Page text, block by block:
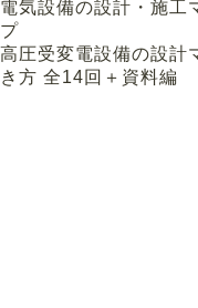
電気設備の設計・施工
プ
高圧受変電設備の設計
き方 全14回＋資料編